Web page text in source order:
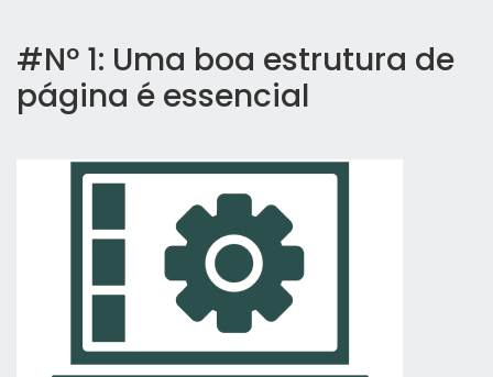
#Nº 1: Uma boa estrutura de
página é essencial